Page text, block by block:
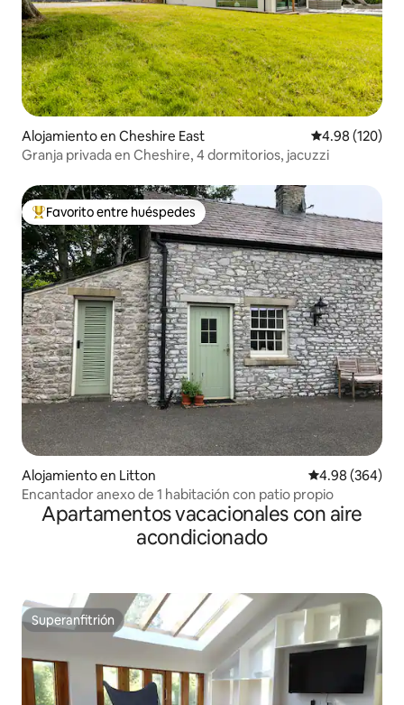
Alojamiento en Cheshire East Calificación
4.98 (120)
Granja privada en Cheshire, 4 dormitorios, jacuzzi
Favorito entre huéspedes preferido
Favorito entre huéspedes
Alojamiento en Litton Calificación
4.98 (364)
Encantador anexo de 1 habitación con patio propio
Apartamentos vacacionales con aire
acondicionado
Superanfitrión
Superanfitrión